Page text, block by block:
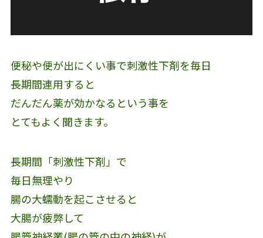
便秘や便が出にくい事で刺激性下剤を毎日
長期間連用すると
だんだん薬が効かなるという事を
とてもよく聞きます。
長期間「刺激性下剤」で
毎日無理やり
腸の大蠕動を起こさせると
大腸が疲弊して